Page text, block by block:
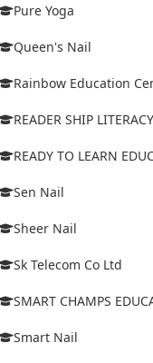
Pure Yoga
Queen's Nail
Rainbow Education
READER SHIP
READY TO LEARN
Sen Nail
Sheer Nail
Sk Telecom Co Ltd
SMART CHAMPS
Smart Nail